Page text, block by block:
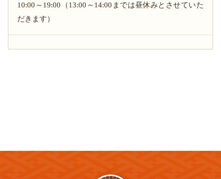
10:00～19:00（13:00～14:00までは昼休みとさせていた
だきます）